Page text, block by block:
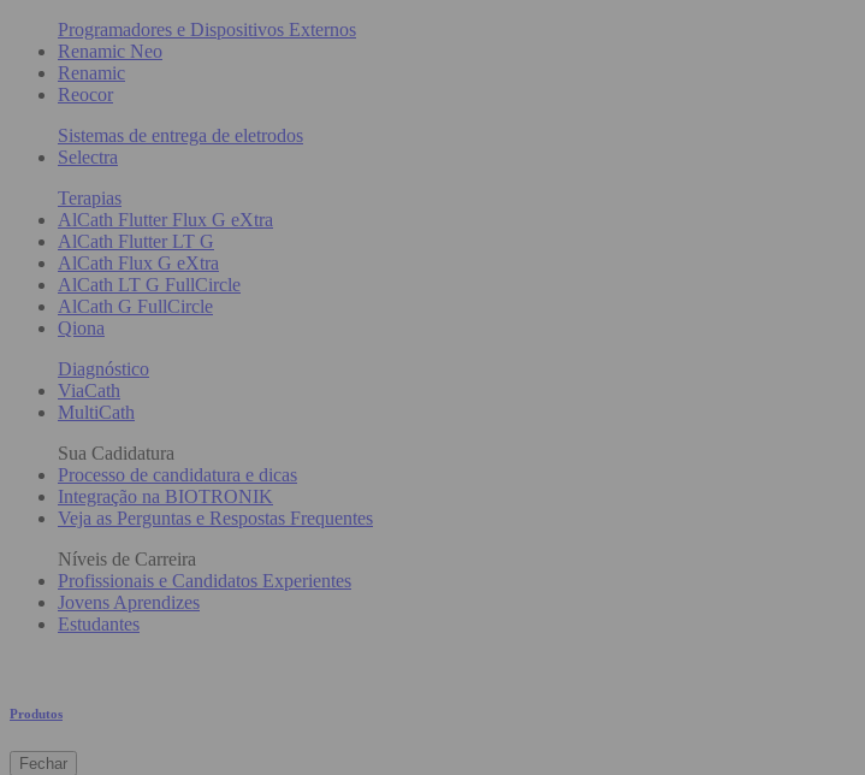
Programadores e Dispositivos Externos
Renamic Neo
Renamic
Reocor
Sistemas de entrega de eletrodos
Selectra
Terapias
AlCath Flutter Flux G eXtra
AlCath Flutter LT G
AlCath Flux G eXtra
AlCath LT G FullCircle
AlCath G FullCircle
Qiona
Diagnóstico
ViaCath
MultiCath
Sua Cadidatura
Processo de candidatura e dicas
Integração na BIOTRONIK
Veja as Perguntas e Respostas Frequentes
Níveis de Carreira
Profissionais e Candidatos Experientes
Jovens Aprendizes
Estudantes
Produtos
Fechar